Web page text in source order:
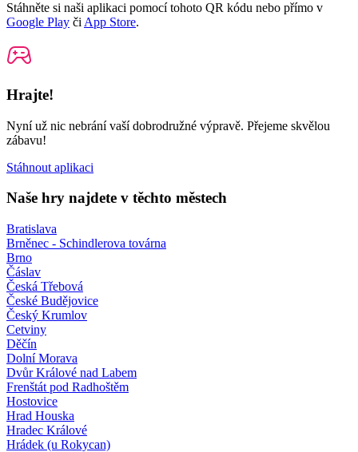
Stáhněte si naši aplikaci pomocí tohoto QR kódu nebo přímo v
Google Play či App Store.
Hrajte!
Nyní už nic nebrání vaší dobrodružné výpravě. Přejeme skvělou
zábavu!
Stáhnout aplikaci
Naše hry najdete v těchto městech
Bratislava
Brněnec - Schindlerova továrna
Brno
Čáslav
Česká Třebová
České Budějovice
Český Krumlov
Cetviny
Děčín
Dolní Morava
Dvůr Králové nad Labem
Frenštát pod Radhoštěm
Hostovice
Hrad Houska
Hradec Králové
Hrádek (u Rokycan)